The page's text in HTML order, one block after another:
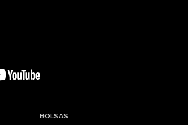
BOLSAS